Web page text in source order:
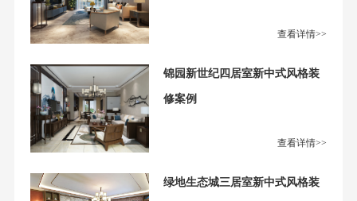
查看详情>>
锦园新世纪四居室新中式风格装
修案例
查看详情>>
绿地生态城三居室新中式风格装